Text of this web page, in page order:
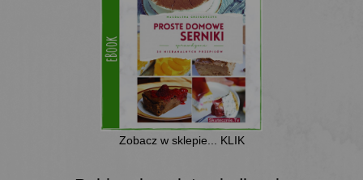
Zobacz w sklepie... KLIK